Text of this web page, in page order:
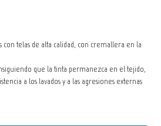
con telas de alta calidad, con cremallera en la
que la tinta permanezca en el tejido,
a los lavados y a las agresiones externas